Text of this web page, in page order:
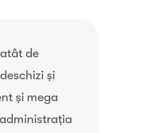
de
și
și mega